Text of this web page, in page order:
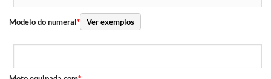
Modelo do numeral* Ver exemplos